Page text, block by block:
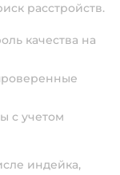
расстройств.
качества на
с учетом
индейка,